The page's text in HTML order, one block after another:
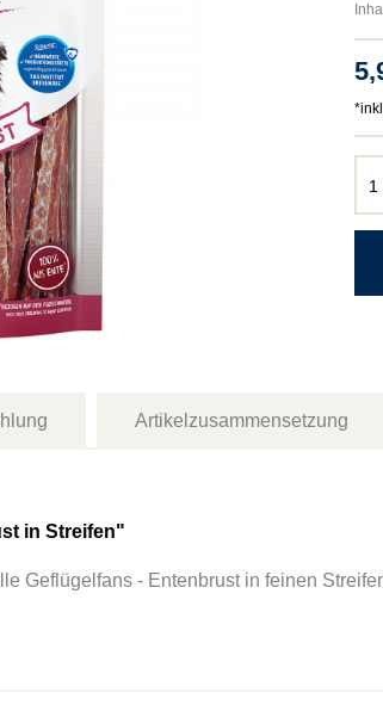
Artikelzusammensetzung
in Streifen"
Geflügelfans - Entenbrust in feinen